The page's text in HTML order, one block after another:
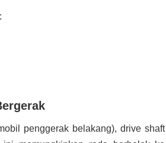
penggerak belakang), drive shaft